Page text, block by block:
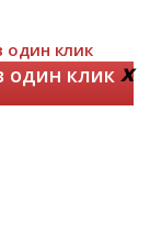
один клик
один клик x